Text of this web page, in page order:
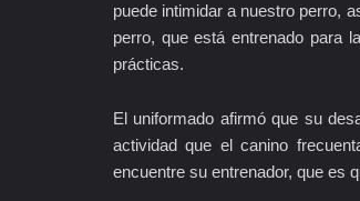
puede intimidar a nuestro perro,
perro, que está entrenado para
prácticas.
El uniformado afirmó que su
actividad que el canino
encuentre su entrenador, que es